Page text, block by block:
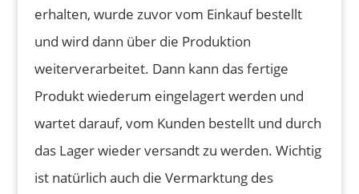
erhalten, wurde zuvor vom Einkauf bestellt
und wird dann über die Produktion
weiterverarbeitet. Dann kann das fertige
Produkt wiederum eingelagert werden und
wartet darauf, vom Kunden bestellt und durch
das Lager wieder versandt zu werden. Wichtig
ist natürlich auch die Vermarktung des